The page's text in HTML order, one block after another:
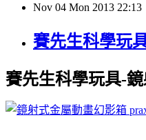
Nov 04 Mon 2013 22:13
賽先生科學玩
賽先生科學玩具-